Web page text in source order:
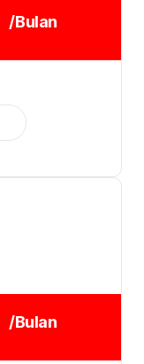
/Bulan
/Bulan